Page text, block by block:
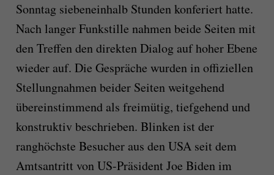
Sonntag siebeneinhalb Stunden konferiert hatte.
Nach langer Funkstille nahmen beide Seiten mit
den Treffen den direkten Dialog auf hoher Ebene
wieder auf. Die Gespräche wurden in offiziellen
Stellungnahmen beider Seiten weitgehend
übereinstimmend als freimütig, tiefgehend und
konstruktiv beschrieben. Blinken ist der
ranghöchste Besucher aus den USA seit dem
Amtsantritt von US-Präsident Joe Biden im